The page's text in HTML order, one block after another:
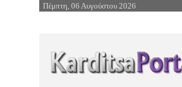
Επιστροφή στην Πλοήγηση
Πέμπτη, 06 Αυγούστου 2026